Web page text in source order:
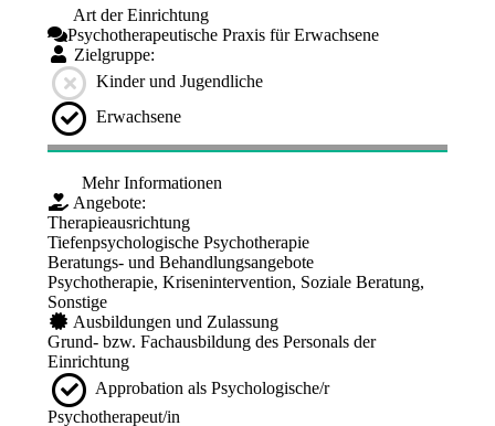
Art der Einrichtung
Psychotherapeutische Praxis für Erwachsene
Zielgruppe:
Kinder und Jugendliche
Erwachsene
Mehr Informationen
Angebote:
Therapieausrichtung
Tiefenpsychologische Psychotherapie
Beratungs- und Behandlungsangebote
Psychotherapie, Krisenintervention, Soziale Beratung,
Sonstige
Ausbildungen und Zulassung
Grund- bzw. Fachausbildung des Personals der
Einrichtung
Approbation als Psychologische/r
Psychotherapeut/in